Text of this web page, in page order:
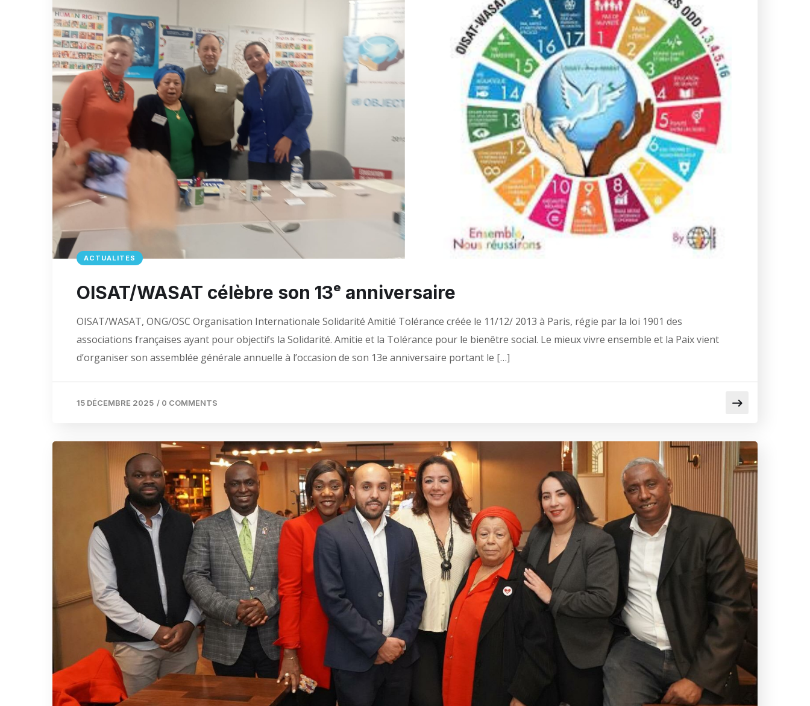
ACTUALITES
OISAT/WASAT célèbre son 13ᵉ anniversaire
OISAT/WASAT, ONG/OSC Organisation Internationale Solidarité Amitié Tolérance créée le 11/12/ 2013 à Paris, régie par la loi 1901 des
associations françaises ayant pour objectifs la Solidarité. Amitie et la Tolérance pour le bienêtre social. Le mieux vivre ensemble et la Paix vient
d’organiser son assemblée générale annuelle à l’occasion de son 13e anniversaire portant le […]
15 DÉCEMBRE 2025 / 0 COMMENTS